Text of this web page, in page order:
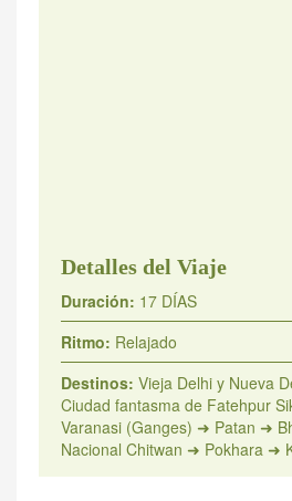
Detalles del Viaje
Duración: 17 DÍAS
Ritmo: Relajado
Destinos: Vieja Delhi y Nueva
Ciudad fantasma de Fatehpur
Varanasi (Ganges) ➜ Patan ➜
Nacional Chitwan ➜ Pokhara ➜